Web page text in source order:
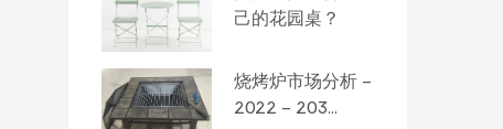
己的花园桌？
烧烤炉市场分析 -
2022 - 203...